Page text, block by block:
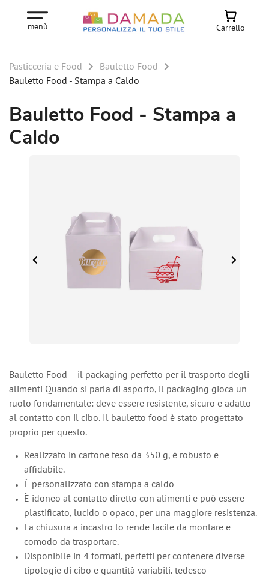
menù Carrello
Pasticceria e Food
Bauletto Food
Bauletto Food - Stampa a Caldo
Bauletto Food - Stampa a
Caldo
Bauletto Food – il packaging perfetto per il trasporto degli
alimenti Quando si parla di asporto, il packaging gioca un
ruolo fondamentale: deve essere resistente, sicuro e adatto
al contatto con il cibo. Il bauletto food è stato progettato
proprio per questo.
Realizzato in cartone teso da 350 g, è robusto e
affidabile.
È personalizzato con stampa a caldo
È idoneo al contatto diretto con alimenti e può essere
plastificato, lucido o opaco, per una maggiore resistenza.
La chiusura a incastro lo rende facile da montare e
comodo da trasportare.
Disponibile in 4 formati, perfetti per contenere diverse
tipologie di cibo e quantità variabili. tedesco